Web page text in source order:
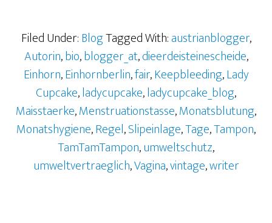
Filed Under:BlogTagged With:austrianblogger,
Autorin,bio,blogger_at,dieerdeisteinescheide,
Einhorn,Einhornberlin,fair,Keepbleeding,Lady
Cupcake,ladycupcake,ladycupcake_blog,
Maisstaerke,Menstruationstasse,Monatsblutung,
Monatshygiene,Regel,Slipeinlage,Tage,Tampon,
TamTamTampon,umweltschutz,
umweltvertraeglich,Vagina,vintage,writer